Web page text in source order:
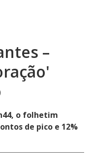
–
o folhetim
de pico e 12%